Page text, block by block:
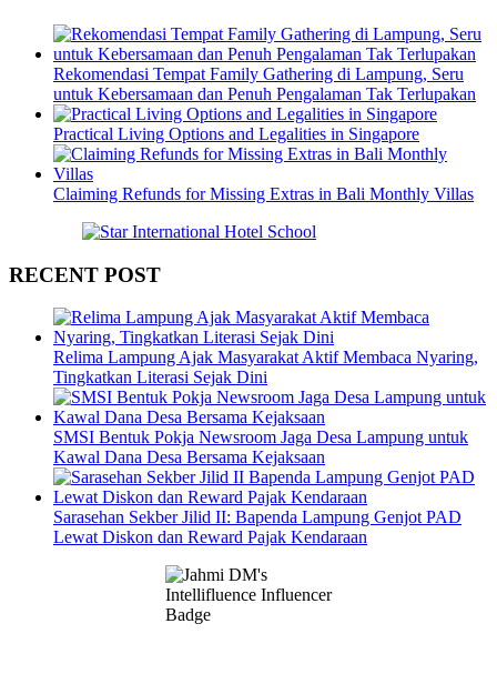
Rekomendasi Tempat Family Gathering di Lampung, Seru
untuk Kebersamaan dan Penuh Pengalaman Tak Terlupakan
Practical Living Options and Legalities in Singapore
Claiming Refunds for Missing Extras in Bali Monthly Villas
RECENT POST
Relima Lampung Ajak Masyarakat Aktif Membaca Nyaring,
Tingkatkan Literasi Sejak Dini
SMSI Bentuk Pokja Newsroom Jaga Desa Lampung untuk
Kawal Dana Desa Bersama Kejaksaan
Sarasehan Sekber Jilid II: Bapenda Lampung Genjot PAD
Lewat Diskon dan Reward Pajak Kendaraan